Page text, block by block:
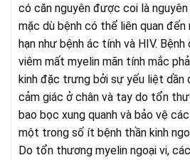
có căn nguyên được coi là
mặc dù bệnh có thể liên quan
hạn như bệnh ác tính và HIV.
viêm mất myelin mãn tính mắc
kinh đặc trưng bởi sự yếu liệt dần
cảm giác ở chân và tay do tổn
bao bọc xung quanh và bảo vệ
một trong số ít bệnh thần kinh
Do tổn thương myelin ngoại vi,